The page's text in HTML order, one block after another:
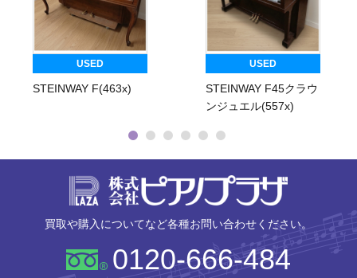
USED
STEINWAY F(463x)
USED
STEINWAY F45クラウ
ンジュエル(557x)
買取や購入についてなど各種お問い合わせください。
0120-666-484